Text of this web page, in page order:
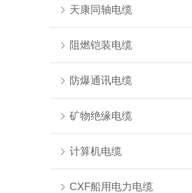
天康同轴电缆
阻燃铠装电缆
防爆通讯电缆
矿物绝缘电缆
计算机电缆
CXF船用电力电缆